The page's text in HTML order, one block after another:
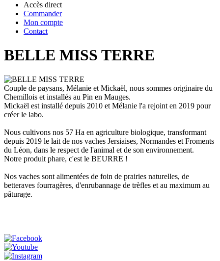
Accès direct
Commander
Mon compte
Contact
BELLE MISS TERRE
Couple de paysans, Mélanie et Mickaël, nous sommes originaire du
Chemillois et installés au Pin en Mauges.
Mickaël est installé depuis 2010 et Mélanie l'a rejoint en 2019 pour
créer le labo.
Nous cultivons nos 57 Ha en agriculture biologique, transformant
depuis 2019 le lait de nos vaches Jersiaises, Normandes et Froments
du Léon, dans le respect de l'animal et de son environnement.
Notre produit phare, c'est le BEURRE !
Nos vaches sont alimentées de foin de prairies naturelles, de
betteraves fourragères, d'enrubannage de trèfles et au maximum au
pâturage.